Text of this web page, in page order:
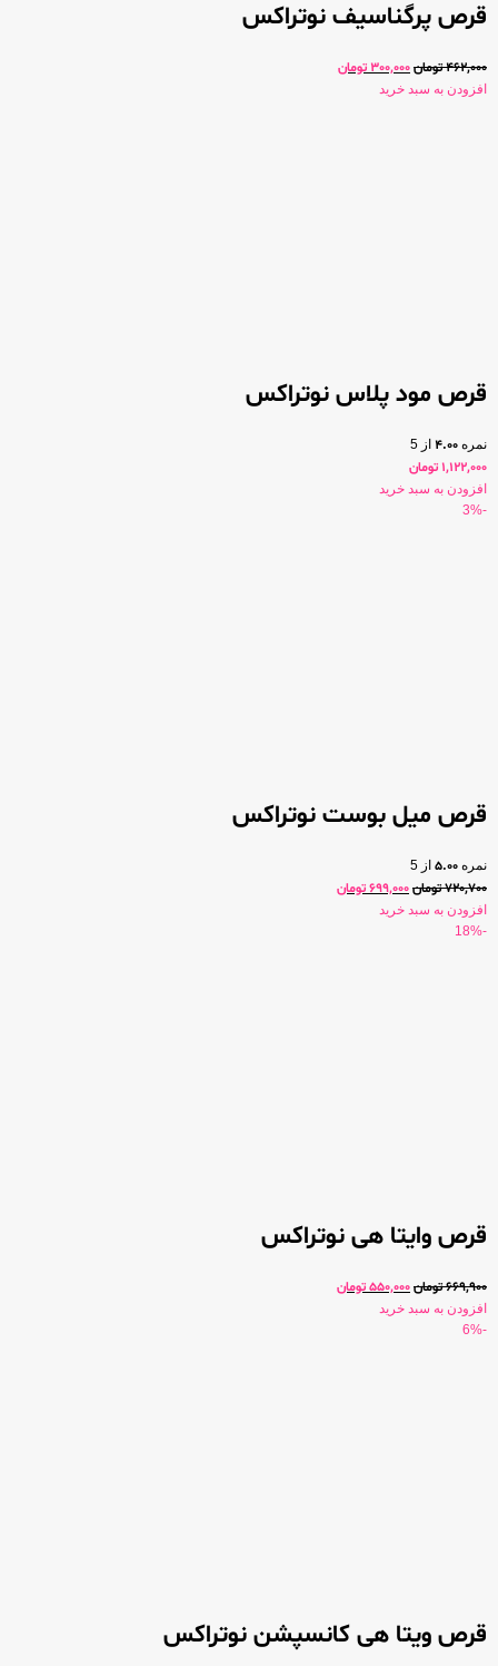
قرص پرگناسیف نوتراکس
462,000تومان300,000 تومان
افزودن به سبد خرید
قرص مود پلاس نوتراکس
نمره 4.00 از 5
1,122,000 تومان
افزودن به سبد خرید
-3%
قرص میل بوست نوتراکس
نمره 5.00 از 5
720,700تومان699,000تومان
افزودن به سبد خرید
-18%
قرص وایتا هی نوتراکس
669,900تومان550,000تومان
افزودن به سبد خرید
-6%
قرص ویتا هی کانسپشن نوتراکس